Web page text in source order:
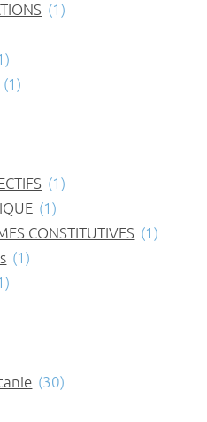
(1)
(1)
(1)
(1)
CONSTITUTIVES (1)
(1)
(30)